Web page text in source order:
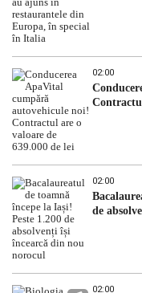
02:00
02:00
de
02:00